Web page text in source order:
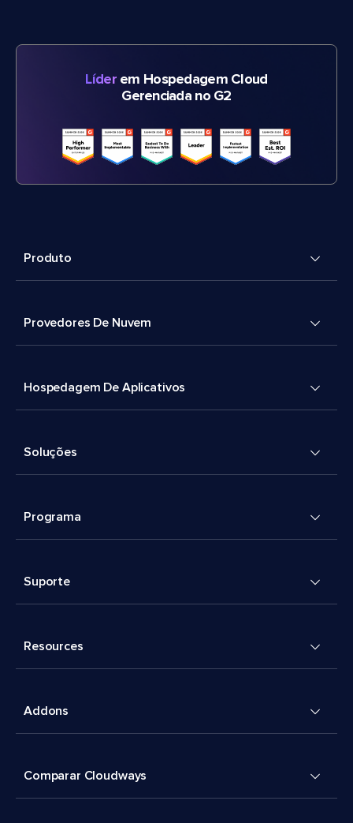
Líderem Hospedagem Cloud
Gerenciada no G2
Produto
Provedores De Nuvem
Hospedagem De Aplicativos
Soluções
Programa
Suporte
Resources
Addons
Comparar Cloudways